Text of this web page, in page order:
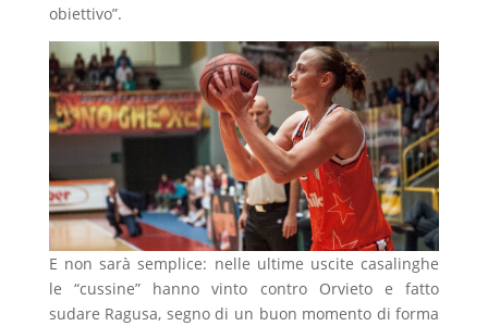
obiettivo”.
E non sarà semplice: nelle ultime uscite casalinghe
le “cussine” hanno vinto contro Orvieto e fatto
sudare Ragusa, segno di un buon momento di forma